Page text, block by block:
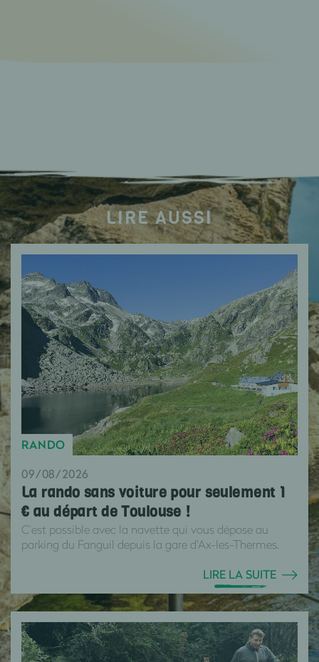
LIRE AUSSI
RANDO
09/08/2026
La rando sans voiture pour seulement 1
€ au départ de Toulouse !
C’est possible avec la navette qui vous dépose au
parking du Fanguil depuis la gare d'Ax-les-Thermes.
LIRE LA SUITE